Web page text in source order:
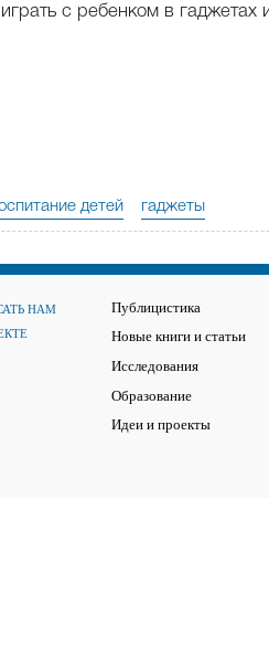
с ребенком в гаджетах
детей гаджеты
НАМ
Публицистика
Новые книги и статьи
Исследования
Образование
Идеи и проекты